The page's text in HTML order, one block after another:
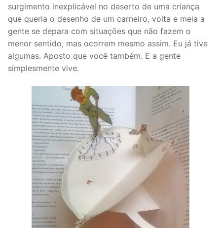
surgimento inexplicável no deserto de uma criança
que queria o desenho de um carneiro, volta e meia a
gente se depara com situações que não fazem o
menor sentido, mas ocorrem mesmo assim. Eu já tive
algumas. Aposto que você também. E a gente
simplesmente vive.